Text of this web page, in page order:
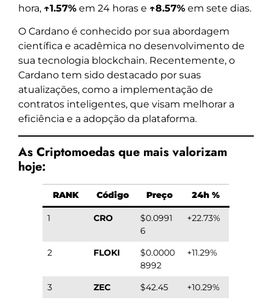
hora, ↑1.57% em 24 horas e ↑8.57% em sete dias.
O Cardano é conhecido por sua abordagem
científica e acadêmica no desenvolvimento de
sua tecnologia blockchain. Recentemente, o
Cardano tem sido destacado por suas
atualizações, como a implementação de
contratos inteligentes, que visam melhorar a
eficiência e a adopção da plataforma.
As Criptomoedas que mais valorizam
hoje:
RANK Código Preço 24h %
1 CRO
$0.0991
6
+22.73%
2 FLOKI
$0.0000
8992
+11.29%
3 ZEC $42.45
+10.29%